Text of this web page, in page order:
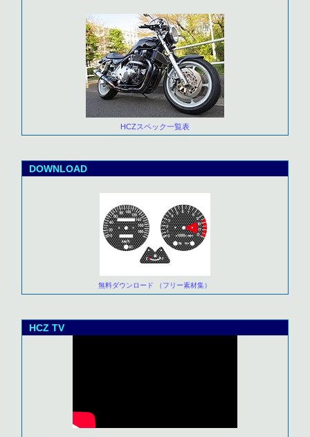
HCZスペック一覧表
DOWNLOAD
無料ダウンロード （フリー素材集）
HCZ TV